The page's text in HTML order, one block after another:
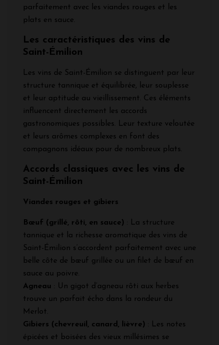
parfaitement avec les viandes rouges et les
plats en sauce.
Les caractéristiques des vins de
Saint-Émilion
Les vins de Saint-Émilion se distinguent par leur
structure tannique et équilibrée, leur souplesse
et leur aptitude au vieillissement. Ces éléments
influencent directement les accords
gastronomiques possibles. Leur texture veloutée
et leurs arômes complexes en font des
compagnons idéaux pour de nombreux plats.
Accords classiques avec les vins de
Saint-Émilion
Viandes rouges et gibiers
Bœuf (grillé, rôti, en sauce) : La structure
tannique et la richesse aromatique des vins de
Saint-Émilion s’accordent parfaitement avec une
belle côte de bœuf grillée ou un filet de bœuf en
sauce au poivre.
Agneau : Un gigot d’agneau rôti aux herbes
trouve un parfait écho dans la rondeur du
Merlot.
Gibiers (chevreuil, canard, lièvre) : Les notes
épicées et boisées des vieux millésimes se